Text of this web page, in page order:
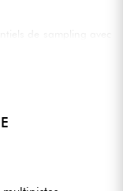
de sampling avec
plus de fluidité.